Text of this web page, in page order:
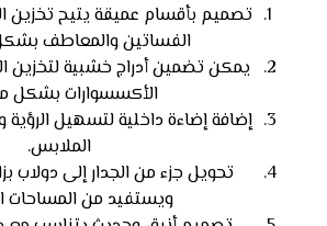
تصميم بأقسام عميقة يتيح تخزين
الفساتين والمعاطف
يمكن تضمين أدراج خشبية لتخزين
الأكسسوارات بشكل
إضافة إضاءة داخلية لتسهيل
الملابس.
تحويل جزء من الجدار إلى دولاب
ويستفيد من المساحات